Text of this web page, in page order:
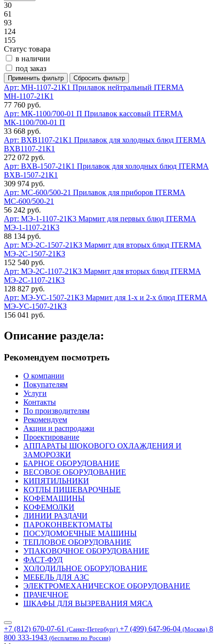
30
61
93
124
155
Статус товара
в наличии
под заказ
Арт: МН-1107-21К1 Прилавок нейтральный ITERMA
МН-1107-21К1
77 760 руб.
Арт: МК-1100/700-01 П Прилавок кассовый ITERMA
МК-1100/700-01 П
33 668 руб.
Арт: ВХВ1107-21К1 Прилавок для холодных блюд ITERMA
ВХВ1107-21К1
272 072 руб.
Арт: ВХВ-1507-21К1 Прилавок для холодных блюд ITERMA
ВХВ-1507-21К1
309 974 руб.
Арт: МС-600/500-21 Прилавок для приборов ITERMA
МС-600/500-21
56 242 руб.
Арт: МЭ-1-1107-21К3 Мармит для первых блюд ITERMA
МЭ-1-1107-21К3
88 134 руб.
Арт: МЭ-2С-1507-21КЗ Мармит для вторых блюд ITERMA
МЭ-2С-1507-21КЗ
152 540 руб.
Арт: МЭ-2С-1107-21К3 Мармит для вторых блюд ITERMA
МЭ-2С-1107-21К3
128 827 руб.
Арт: МЭ-УС-1507-21КЗ Мармит для 1-х и 2-х блюд ITERMA
МЭ-УС-1507-21КЗ
156 041 руб.
Описание раздела:
Рекомендуем посмотреть
О компании
Покупателям
Услуги
Контакты
По производителям
Рекомендуем
Акции и распродажи
Проектирование
АППАРАТЫ ШОКОВОГО ОХЛАЖДЕНИЯ И
ЗАМОРОЗКИ
БАРНОЕ ОБОРУДОВАНИЕ
ВЕСОВОЕ ОБОРУДОВАНИЕ
КИПЯТИЛЬНИКИ
КОТЛЫ ПИЩЕВАРОЧНЫЕ
КОФЕМАШИНЫ
КОФЕМОЛКИ
ЛИНИИ РАЗДАЧИ
ПАРОКОНВЕКТОМАТЫ
ПОСУДОМОЕЧНЫЕ МАШИНЫ
ТЕПЛОВОЕ ОБОРУДОВАНИЕ
УПАКОВОЧНОЕ ОБОРУДОВАНИЕ
ФАСТ-ФУД
ХОЛОДИЛЬНОЕ ОБОРУДОВАНИЕ
МЕБЕЛЬ ДЛЯ АЗС
ЭЛЕКТРОМЕХАНИЧЕСКОЕ ОБОРУДОВАНИЕ
ПРАЧЕЧНОЕ
ШКАФЫ ДЛЯ ВЫЗРЕВАНИЯ МЯСА
+7 (812) 670-07-61 (Санкт-Петербург) +7 (499) 647-96-04 (Москва) 8
800 333-1943 (бесплатно по России)